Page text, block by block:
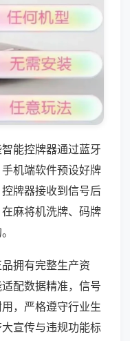
能控牌器通过蓝牙
机端软件预设好牌
牌器接收到信号后
麻将机洗牌、码牌
拥有完整生产资
配数据精准，信号
，严格遵守行业生
宣传与违规功能标